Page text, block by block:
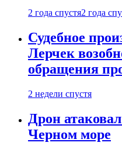
2 года спустя2 года
Судебное
Лерчек
обращения
2 недели спустя
Дрон
Черном море